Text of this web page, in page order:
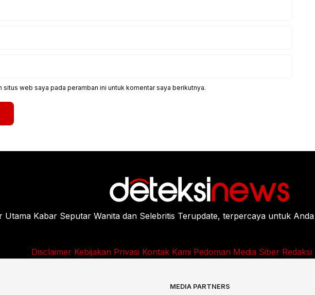
situs web saya pada peramban ini untuk komentar saya berikutnya.
Utama Kabar Seputar Wanita dan Selebritis Terupdate, terpercaya untuk
Disclaimer Kebijakan Privasi Kontak Kami Pedoman Media Siber Redaksi
MEDIA PARTNERS